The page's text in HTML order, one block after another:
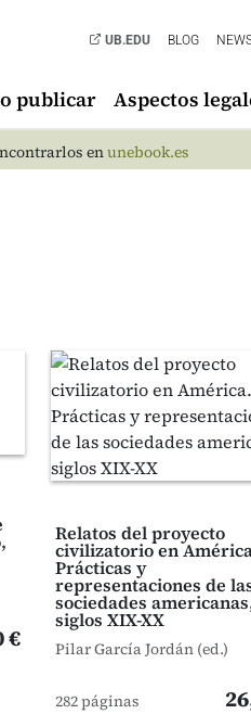
UB.EDU BLOG
publicar Aspectos
enunebook.es
€
Relatos del proyecto
civilizatorio en
Prácticas y
representaciones de
sociedades
siglos XIX-XX
Pilar García Jordán (ed.)
282 páginas